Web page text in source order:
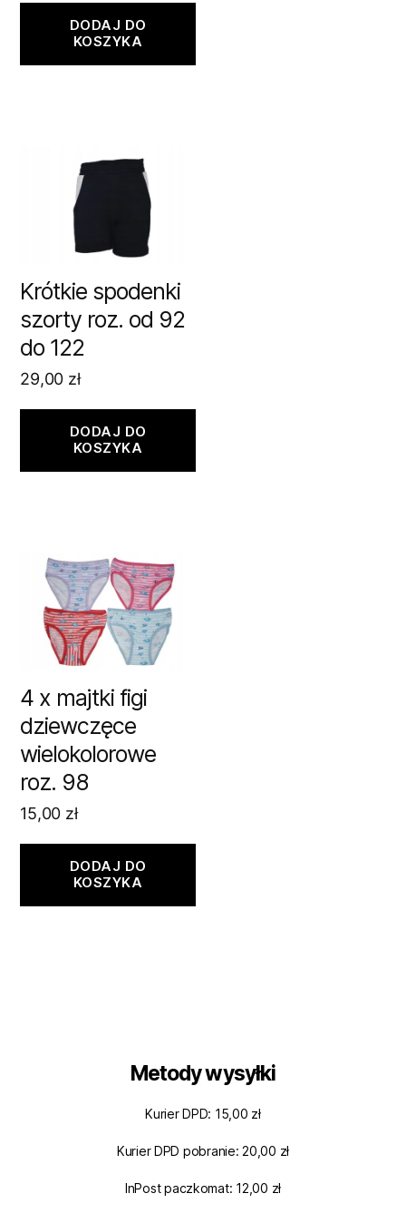
DODAJ DO
KOSZYKA
Krótkie spodenki
szorty roz. od 92
do 122
29,00 zł
DODAJ DO
KOSZYKA
4 x majtki figi
dziewczęce
wielokolorowe
roz. 98
15,00 zł
DODAJ DO
KOSZYKA
Metody wysyłki
Kurier DPD: 15,00 zł
Kurier DPD pobranie: 20,00 zł
InPost paczkomat: 12,00 zł